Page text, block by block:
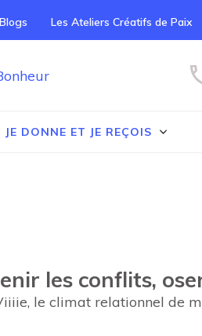
Blogs Les Ateliers Créatifs de Paix
Les Arbres du
JE DONNE ET JE REÇOIS
les conflits,
le climat relationnel de